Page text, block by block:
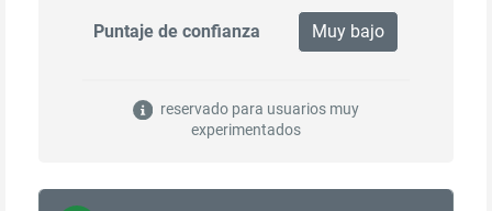
Puntaje de confianza Muy bajo
reservado para usuarios muy
experimentados